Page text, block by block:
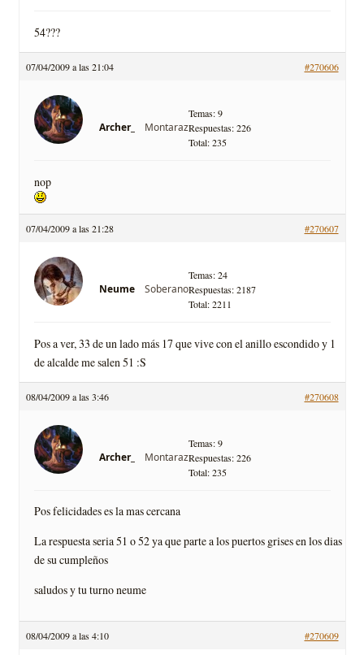
54???
07/04/2009 a las 21:04 #270606
Archer_ Montaraz
Temas: 9
Respuestas: 226
Total: 235
nop
07/04/2009 a las 21:28 #270607
Neume Soberano
Temas: 24
Respuestas: 2187
Total: 2211
Pos a ver, 33 de un lado más 17 que vive con el anillo escondido y 1
de alcalde me salen 51 :S
08/04/2009 a las 3:46 #270608
Archer_ Montaraz
Temas: 9
Respuestas: 226
Total: 235
Pos felicidades es la mas cercana
La respuesta seria 51 o 52 ya que parte a los puertos grises en los dias
de su cumpleños
saludos y tu turno neume
08/04/2009 a las 4:10 #270609